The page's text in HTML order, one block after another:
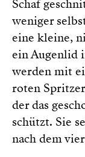
Schaf
weniger
eine kleine,
ein Augenlid
werden mit
roten
der das
schützt. Sie
nach dem